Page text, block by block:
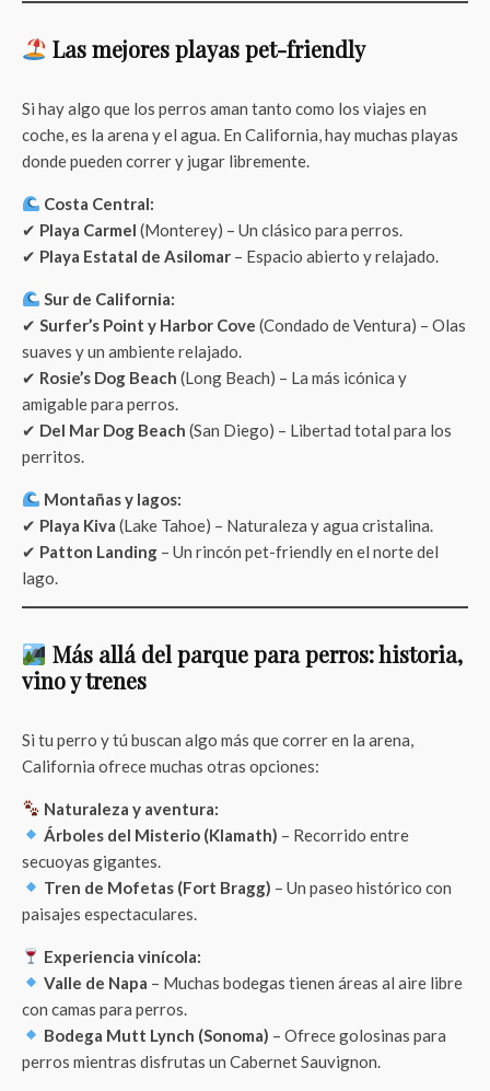
Las mejores playas pet-friendly
Si hay algo que los perros aman tanto como los viajes en
coche, es la arena y el agua. En California, hay muchas playas
donde pueden correr y jugar libremente.
Costa Central:
✔ Playa Carmel (Monterey) – Un clásico para perros.
✔ Playa Estatal de Asilomar – Espacio abierto y relajado.
Sur de California:
✔ Surfer’s Point y Harbor Cove (Condado de Ventura) – Olas
suaves y un ambiente relajado.
✔ Rosie’s Dog Beach (Long Beach) – La más icónica y
amigable para perros.
✔ Del Mar Dog Beach (San Diego) – Libertad total para los
perritos.
Montañas y lagos:
✔ Playa Kiva (Lake Tahoe) – Naturaleza y agua cristalina.
✔ Patton Landing – Un rincón pet-friendly en el norte del
lago.
Más allá del parque para perros: historia,
vino y trenes
Si tu perro y tú buscan algo más que correr en la arena,
California ofrece muchas otras opciones:
Naturaleza y aventura:
Árboles del Misterio (Klamath) – Recorrido entre
secuoyas gigantes.
Tren de Mofetas (Fort Bragg) – Un paseo histórico con
paisajes espectaculares.
Experiencia vinícola:
Valle de Napa – Muchas bodegas tienen áreas al aire libre
con camas para perros.
Bodega Mutt Lynch (Sonoma) – Ofrece golosinas para
perros mientras disfrutas un Cabernet Sauvignon.